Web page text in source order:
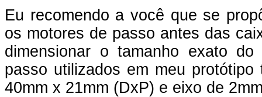
Eu recomendo a você que se
os motores de passo antes das
dimensionar o tamanho exato
passo utilizados em meu
40mm x 21mm (DxP) e eixo de